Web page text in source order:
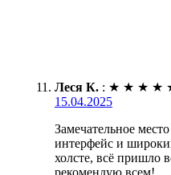
Леся К. : ★ ★ ★ ★
15.04.2025
Замечательное
интерфейс и
холсте, всё пришло